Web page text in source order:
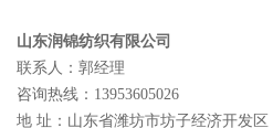
山东润锦纺织有限公司
联系人：郭经理
咨询热线：13953605026
地 址：山东省潍坊市坊子经济开发区